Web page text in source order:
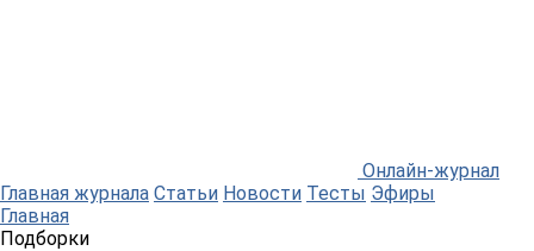
Онлайн-журнал
Главная журнала Статьи Новости Тесты Эфиры
Главная
Подборки